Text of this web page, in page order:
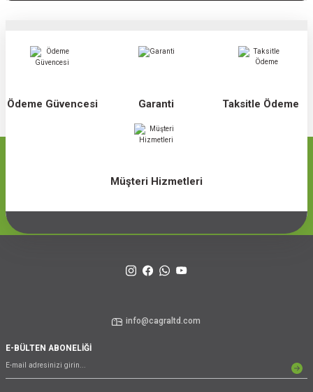
Ödeme Güvencesi Garanti Taksitle Ödeme
Müşteri Hizmetleri
info@cagraltd.com
E-BÜLTEN ABONELİĞİ